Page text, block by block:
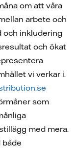
om att våra
arbete och
och inkludering
och ökat
vi verkar i.
som
med mera.
både